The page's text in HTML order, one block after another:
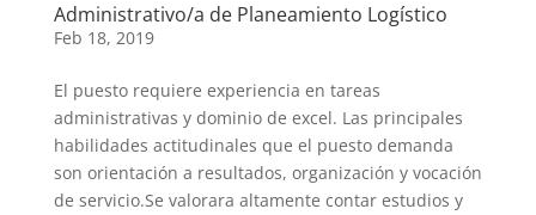
Administrativo/a de Planeamiento Logístico
Feb 18, 2019
El puesto requiere experiencia en tareas
administrativas y dominio de excel. Las principales
habilidades actitudinales que el puesto demanda
son orientación a resultados, organización y vocación
de servicio.Se valorara altamente contar estudios y